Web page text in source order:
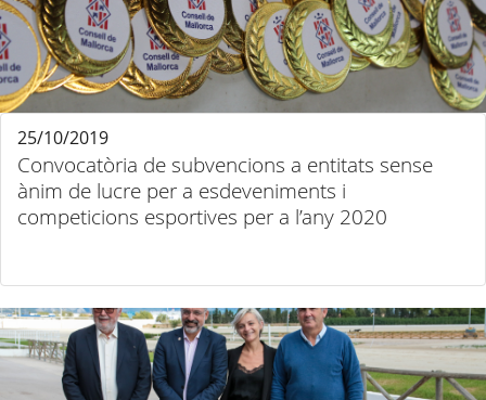
Convocatòria de subvencions a entitats sense
ànim de lucre per a esdeveniments i
competicions esportives per a l’any 2020
25/10/2019